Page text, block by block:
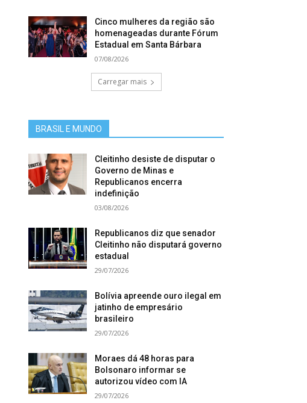
Cinco mulheres da região são
homenageadas durante Fórum
Estadual em Santa Bárbara
07/08/2026
Carregar mais
BRASIL E MUNDO
Cleitinho desiste de disputar o
Governo de Minas e
Republicanos encerra
indefinição
03/08/2026
Republicanos diz que senador
Cleitinho não disputará governo
estadual
29/07/2026
Bolívia apreende ouro ilegal em
jatinho de empresário
brasileiro
29/07/2026
Moraes dá 48 horas para
Bolsonaro informar se
autorizou vídeo com IA
29/07/2026